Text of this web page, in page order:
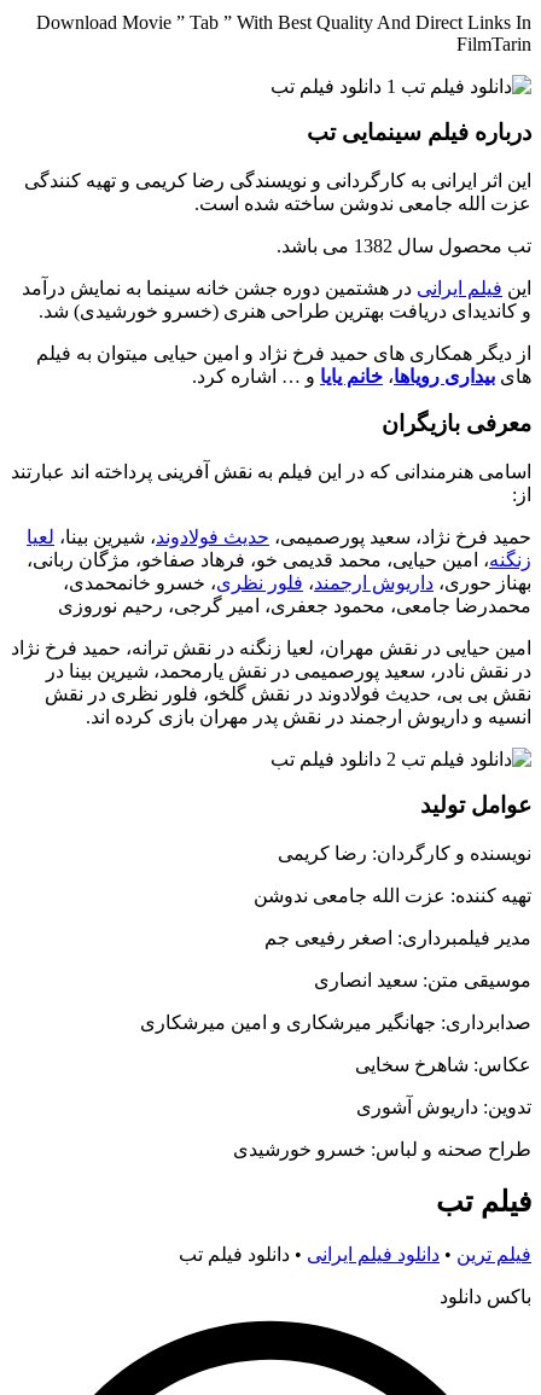
Download Movie ” Tab ” With Best Quality And Direct Links In
FilmTarin
درباره فیلم سینمایی تب
این اثر ایرانی به کارگردانی و نویسندگی رضا کریمی و تهیه کنندگی
عزت الله جامعی ندوشن ساخته شده است.
تب محصول سال 1382 می باشد.
این فیلم ایرانی در هشتمین دوره جشن خانه سینما به نمایش درآمد
و کاندیدای دریافت بهترین طراحی هنری (خسرو خورشیدی) شد.
از دیگر همکاری های حمید فرخ نژاد و امین حیایی میتوان به فیلم
های بیداری رویاها، خانم یایا و … اشاره کرد.
معرفی بازیگران
اسامی هنرمندانی که در این فیلم به نقش آفرینی پرداخته اند عبارتند
از:
حمید فرخ نژاد، سعید پورصمیمی، حدیث فولادوند، شیرین بینا، لعیا
زنگنه، امین حیایی، محمد قدیمی خو، فرهاد صفاخو، مژگان ربانی،
بهناز حوری، داریوش ارجمند، فلور نظری، خسرو خانمحمدی،
محمدرضا جامعی، محمود جعفری، امیر گرجی، رحیم نوروزی
امین حیایی در نقش مهران، لعیا زنگنه در نقش ترانه، حمید فرخ نژاد
در نقش نادر، سعید پورصمیمی در نقش یارمحمد، شیرین بینا در
نقش بی بی، حدیث فولادوند در نقش گلخو، فلور نظری در نقش
انسیه و داریوش ارجمند در نقش پدر مهران بازی کرده اند.
عوامل تولید
نویسنده و کارگردان: رضا کریمی
تهیه کننده: عزت الله جامعی ندوشن
مدیر فیلمبرداری: اصغر رفیعی جم
موسیقی متن: سعید انصاری
صدابرداری: جهانگیر میرشکاری و امین میرشکاری
عکاس: شاهرخ سخایی
تدوین: داریوش آشوری
طراح صحنه و لباس: خسرو خورشیدی
فیلم تب
فیلم ترین • دانلود فیلم ایرانی • دانلود فیلم تب
باکس دانلود